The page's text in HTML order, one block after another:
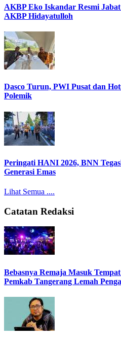
AKBP Eko Iskandar Resmi
AKBP Hidayatulloh
Dasco Turun, PWI Pusat dan
Polemik
Peringati HANI 2026, BNN
Generasi Emas
Lihat Semua ....
Catatan Redaksi
Bebasnya Remaja Masuk
Pemkab Tangerang Lemah